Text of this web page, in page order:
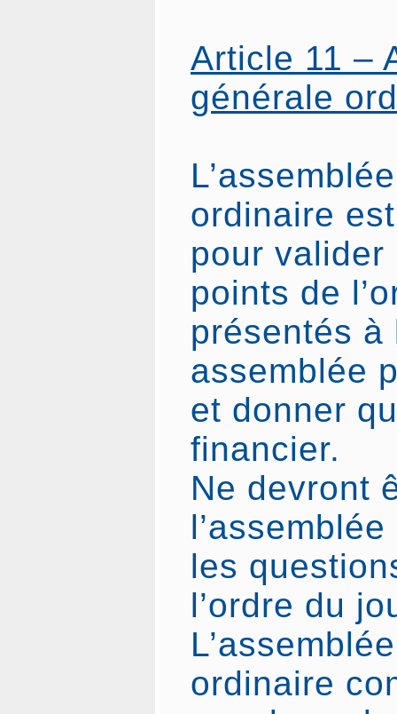
Article 11 –
générale
ordinaire
pour
points de
présentés à
assemblée
et donner
financier.
Ne devront
les
l’ordre du
ordinaire